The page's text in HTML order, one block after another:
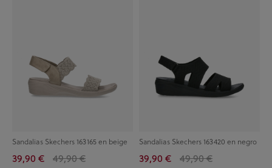
Sandalias Skechers 163165 en beige
39,90 € 49,90 €
Sandalias Skechers 163420 en negro
39,90 € 49,90 €